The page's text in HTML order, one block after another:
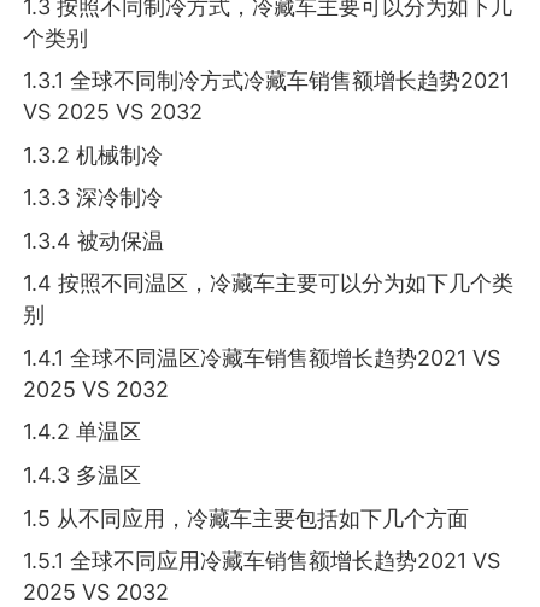
1.3 按照不同制冷方式，冷藏车主要可以分为如下几
个类别
1.3.1 全球不同制冷方式冷藏车销售额增长趋势2021
VS 2025 VS 2032
1.3.2 机械制冷
1.3.3 深冷制冷
1.3.4 被动保温
1.4 按照不同温区，冷藏车主要可以分为如下几个类
别
1.4.1 全球不同温区冷藏车销售额增长趋势2021 VS
2025 VS 2032
1.4.2 单温区
1.4.3 多温区
1.5 从不同应用，冷藏车主要包括如下几个方面
1.5.1 全球不同应用冷藏车销售额增长趋势2021 VS
2025 VS 2032